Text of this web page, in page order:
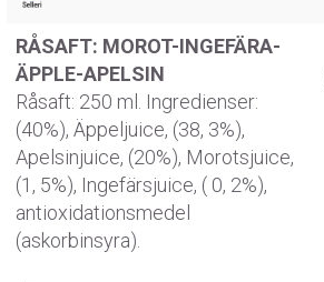
RÅSAFT: MOROT-INGEFÄRA-
ÄPPLE-APELSIN
Råsaft: 250 ml. Ingredienser:
(40%), Äppeljuice, (38, 3%),
Apelsinjuice, (20%), Morotsjuice,
(1, 5%), Ingefärsjuice, ( 0, 2%),
antioxidationsmedel
(askorbinsyra).